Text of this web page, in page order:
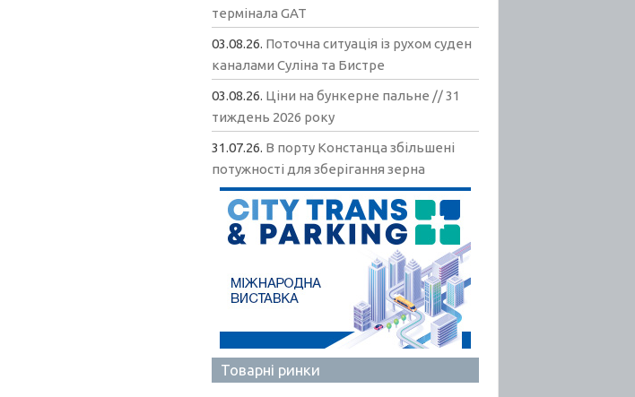
термінала GAT
03.08.26. Поточна ситуація із рухом суден
каналами Суліна та Бистре
03.08.26. Ціни на бункерне пальне // 31
тиждень 2026 року
31.07.26. В порту Констанца збільшені
потужності для зберігання зерна
Товарні ринки